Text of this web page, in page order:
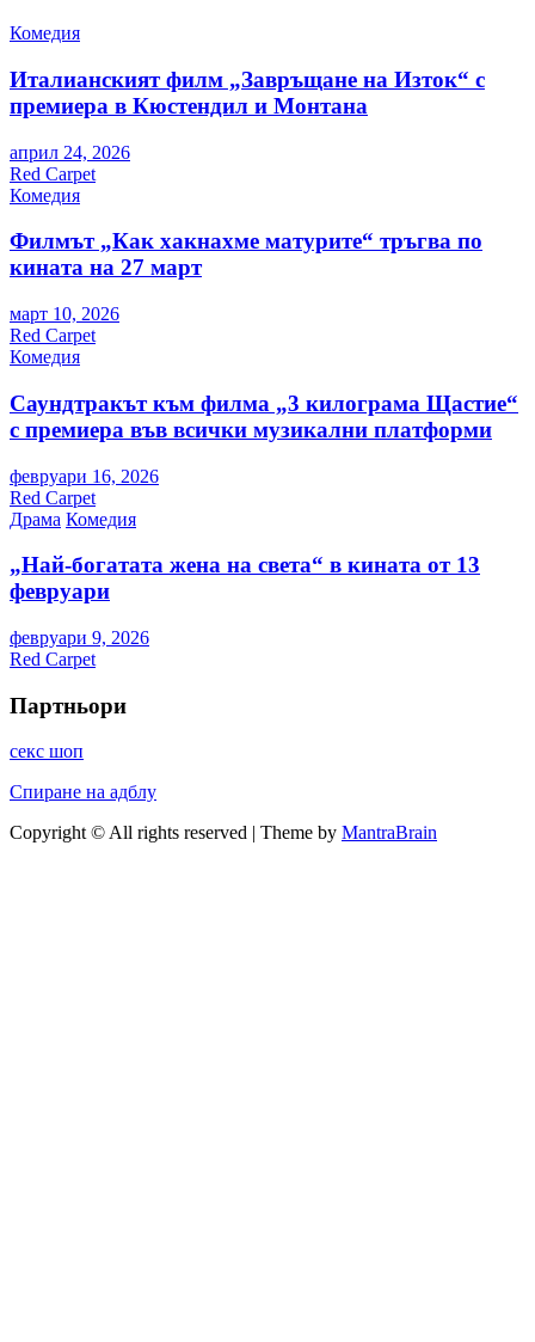
Комедия
Италианският филм „Завръщане на Изток“ с
премиера в Кюстендил и Монтана
април 24, 2026
Red Carpet
Комедия
Филмът „Как хакнахме матурите“ тръгва по
кината на 27 март
март 10, 2026
Red Carpet
Комедия
Саундтракът към филма „3 килограма Щастие“
с премиера във всички музикални платформи
февруари 16, 2026
Red Carpet
Драма Комедия
„Най-богатата жена на света“ в кината от 13
февруари
февруари 9, 2026
Red Carpet
Партньори
секс шоп
Спиране на адблу
Copyright © All rights reserved | Theme by MantraBrain